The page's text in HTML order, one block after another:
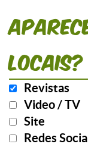
locais?
Revistas
Video / TV
Site
Redes